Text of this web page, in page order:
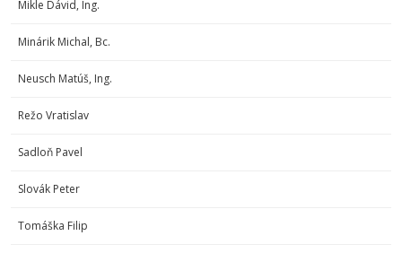
Mikle Dávid, Ing.
Minárik Michal, Bc.
Neusch Matúš, Ing.
Režo Vratislav
Sadloň Pavel
Slovák Peter
Tomáška Filip